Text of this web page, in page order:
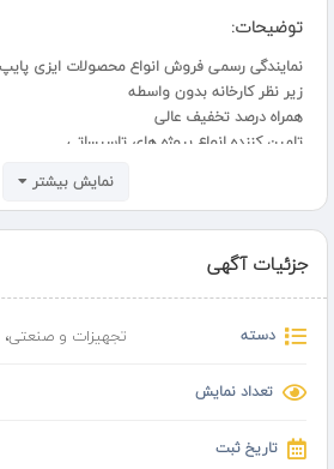
توضیحات:
نمایندگی رسمی فروش انواع محصولات ایزی پایپ
زیر نظر کارخانه بدون واسطه
همراه درصد تخفیف عالی
تامین کننده انواع پروژه های تاسیساتی
بست کمربندی، انواع ابزار آلات، پمپ و ....
فروش انواع لوله و اتصالات
سه لایه
گالوانیزه
فاضلابی
کشاورزی
نمایش بیشتر
جزئیات آگهی
دسته تجهیزات و صنعتی،
تعداد نمایش
تاریخ ثبت